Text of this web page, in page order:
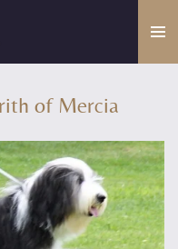
of Mercia